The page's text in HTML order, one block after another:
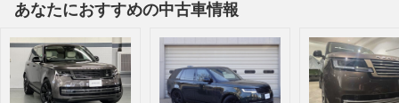
あなたにおすすめの中古車情報